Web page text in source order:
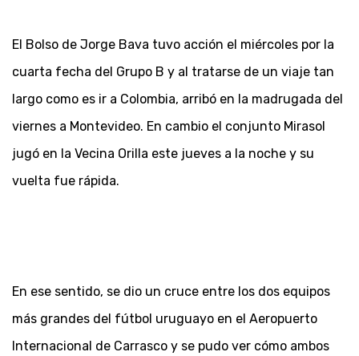
El Bolso de Jorge Bava tuvo acción el miércoles por la
cuarta fecha del Grupo B y al tratarse de un viaje tan
largo como es ir a Colombia, arribó en la madrugada del
viernes a Montevideo. En cambio el conjunto Mirasol
jugó en la Vecina Orilla este jueves a la noche y su
vuelta fue rápida.
En ese sentido, se dio un cruce entre los dos equipos
más grandes del fútbol uruguayo en el Aeropuerto
Internacional de Carrasco y se pudo ver cómo ambos